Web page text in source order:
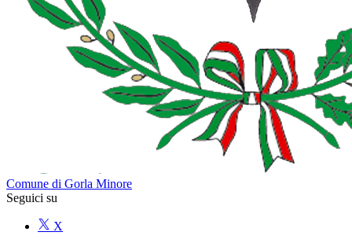
Comune di Gorla Minore
Seguici su
X